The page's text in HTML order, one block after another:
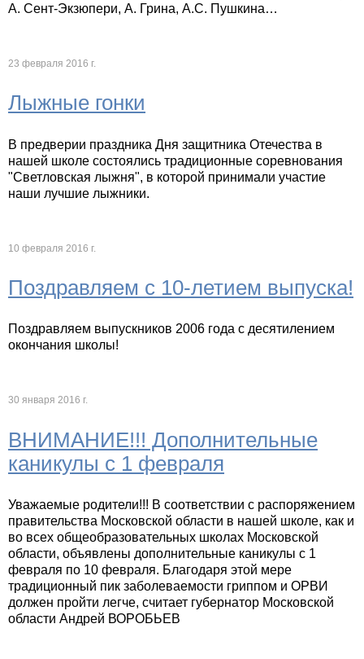
А. Сент-Экзюпери, А. Грина, А.С. Пушкина…
23 февраля 2016 г.
Лыжные гонки
В предверии праздника Дня защитника Отечества в
нашей школе состоялись традиционные соревнования
"Светловская лыжня", в которой принимали участие
наши лучшие лыжники.
10 февраля 2016 г.
Поздравляем с 10-летием выпуска!
Поздравляем выпускников 2006 года с десятилением
окончания школы!
30 января 2016 г.
ВНИМАНИЕ!!! Дополнительные
каникулы с 1 февраля
Уважаемые родители!!! В соответствии с распоряжением
правительства Московской области в нашей школе, как и
во всех общеобразовательных школах Московской
области, объявлены дополнительные каникулы с 1
февраля по 10 февраля. Благодаря этой мере
традиционный пик заболеваемости гриппом и ОРВИ
должен пройти легче, считает губернатор Московской
области Андрей ВОРОБЬЕВ